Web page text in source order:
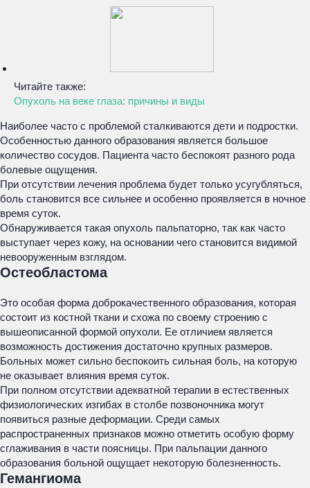
Читайте также:
Опухоль на веке глаза: причины и виды
Наиболее часто с проблемой сталкиваются дети и подростки.
Особенностью данного образования является большое
количество сосудов. Пациента часто беспокоят разного рода
болевые ощущения.
При отсутствии лечения проблема будет только усугубляться,
боль становится все сильнее и особенно проявляется в ночное
время суток.
Обнаруживается такая опухоль пальпаторно, так как часто
выступает через кожу, на основании чего становится видимой
невооруженным взглядом.
Остеобластома
Это особая форма доброкачественного образования, которая
состоит из костной ткани и схожа по своему строению с
вышеописанной формой опухоли. Ее отличием является
возможность достижения достаточно крупных размеров.
Больных может сильно беспокоить сильная боль, на которую
не оказывает влияния время суток.
При полном отсутствии адекватной терапии в естественных
физиологических изгибах в столбе позвоночника могут
появиться разные деформации. Среди самых
распространенных признаков можно отметить особую форму
сглаживания в части поясницы. При пальпации данного
образования больной ощущает некоторую болезненность.
Гемангиома